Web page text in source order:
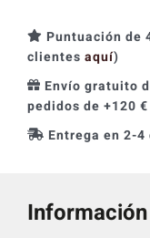
Puntuación de
clientes aquí)
Envío gratuito
pedidos de +120 €
Entrega en 2-